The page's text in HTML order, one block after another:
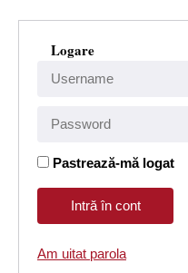
Logare
Pastrează-mă logat
Am uitat parola